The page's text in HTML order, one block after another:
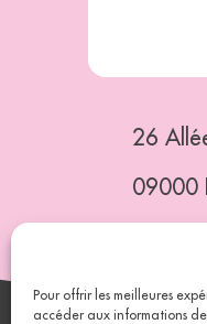
Pour offrir les meilleures
accéder aux informations
26
09000
05